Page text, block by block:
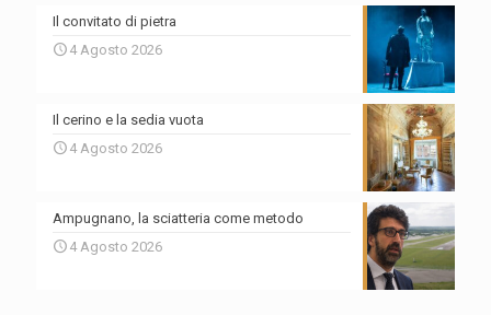
Il convitato di pietra
4 Agosto 2026
Il cerino e la sedia vuota
4 Agosto 2026
Ampugnano, la sciatteria come metodo
4 Agosto 2026